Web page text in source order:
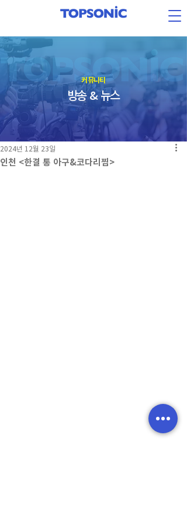
​커뮤니티
방송 & 뉴스
인천 <한결 통 아구&코다리찜>
2024년 12월 23일